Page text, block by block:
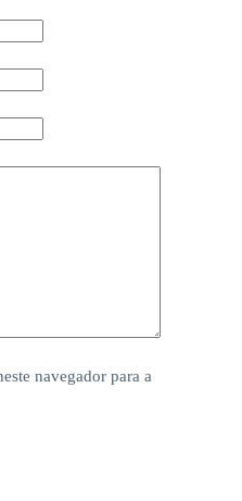
navegador para a